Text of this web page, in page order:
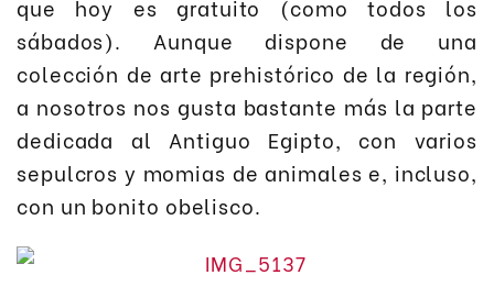
que hoy es gratuito (como todos los
sábados). Aunque dispone de una
colección de arte prehistórico de la región,
a nosotros nos gusta bastante más la parte
dedicada al Antiguo Egipto, con varios
sepulcros y momias de animales e, incluso,
con un bonito obelisco.